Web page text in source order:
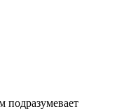
подразумевает